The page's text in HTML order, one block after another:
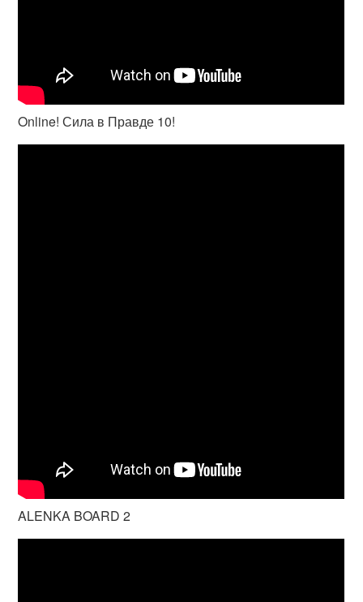
Online! Сила в Правде 10!
ALENKA BOARD 2